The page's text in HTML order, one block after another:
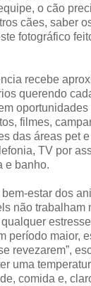
o cão
cães, saber
fotográfico
recebe
querendo
filmes,
das áreas pet
TV por
e banho.
estar dos
não
período maior,
revezarem”,
uma
comida e,